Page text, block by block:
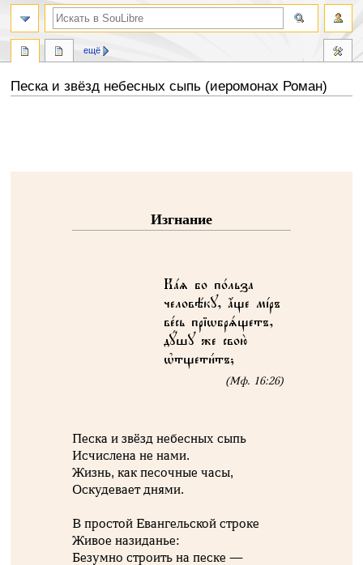
Песка и звёзд небесных сыпь (иеромонах Роман)
Изгнание
Кaz бо п0льза
человёку, ѓще мjръ
вeсь пріwбрsщетъ,
дyшу же свою2
њтщети1тъ;
(Мф. 16:26)
Песка и звёзд небесных сыпь
Исчислена не нами.
Жизнь, как песочные часы,
Оскудевает днями.
В простой Евангельской строке
Живое назиданье:
Безумно строить на песке —
ещё